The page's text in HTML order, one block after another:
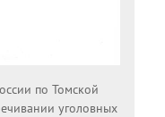
по Томской
уголовных